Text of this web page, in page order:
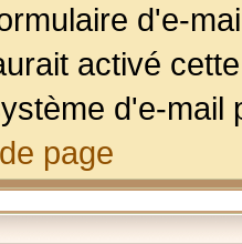
d'e-
activé
d'e-
page